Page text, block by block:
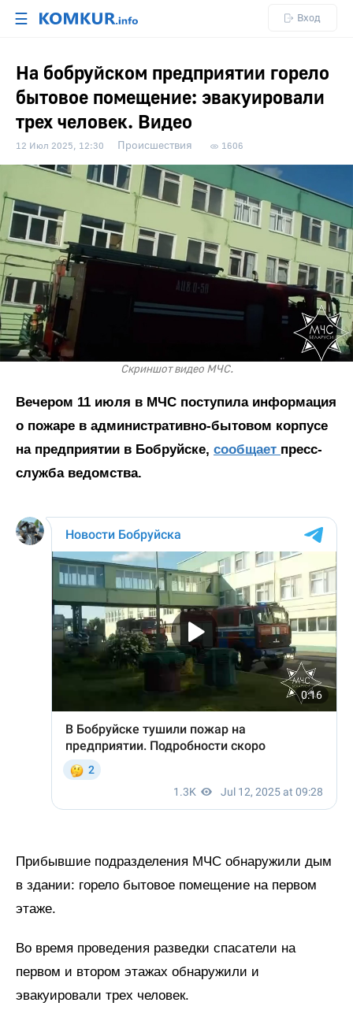
☰ Вход
На бобруйском предприятии горело
бытовое помещение: эвакуировали
трех человек. Видео
12 Июл 2025, 12:30 Происшествия 1606
Скриншот видео МЧС.
Вечером 11 июля в МЧС поступила информация
о пожаре в административно-бытовом корпусе
на предприятии в Бобруйске, сообщает пресс-
служба ведомства.
Прибывшие подразделения МЧС обнаружили дым
в здании: горело бытовое помещение на первом
этаже.
Во время проведения разведки спасатели на
первом и втором этажах обнаружили и
эвакуировали трех человек.